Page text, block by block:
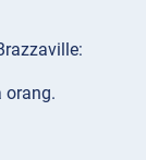
orang.